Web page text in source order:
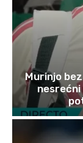
Murinjo
nesrećni